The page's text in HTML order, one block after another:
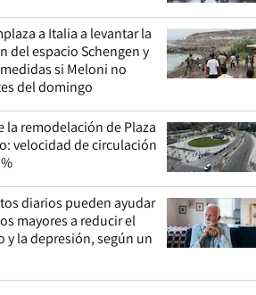
a Italia a levantar la
del espacio Schengen y
si Meloni no
del domingo
la remodelación de Plaza
velocidad de circulación
diarios pueden ayudar
mayores a reducir el
y la depresión, según un